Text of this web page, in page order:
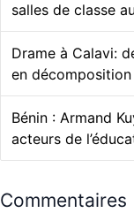
salles de classe
Drame à Calavi:
en décomposition
Bénin : Armand
acteurs de
Commentaires